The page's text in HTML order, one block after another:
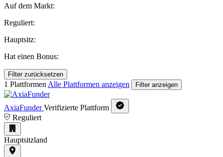
Auf dem Markt:
Reguliert:
Hauptsitz:
Hat einen Bonus:
Filter zurücksetzen
1 Plattformen Alle Plattformen anzeigen Filter anzeigen
AxiaFunder Verifizierte Plattform
Reguliert
Hauptsitzland